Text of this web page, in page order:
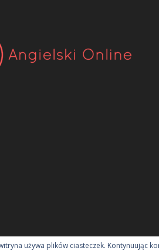
używa plików ciasteczek. Kontynuując